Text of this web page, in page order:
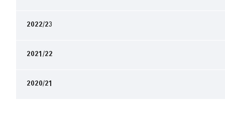
2022/23
2021/22
2020/21